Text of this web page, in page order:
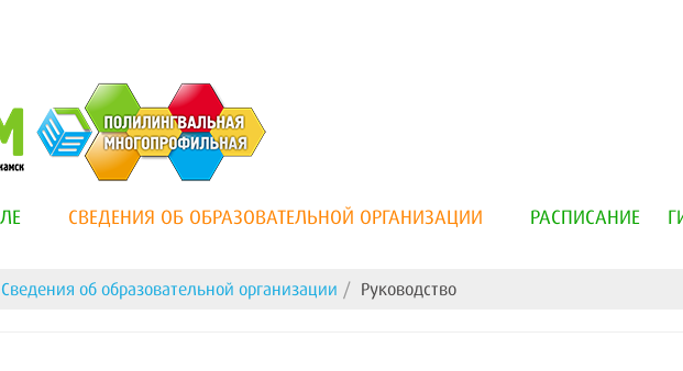
СВЕДЕНИЯ ОБ ОБРАЗОВАТЕЛЬНОЙ ОРГАНИЗАЦИИ РАСПИСАНИЕ
Сведения об образовательной организации Руководство